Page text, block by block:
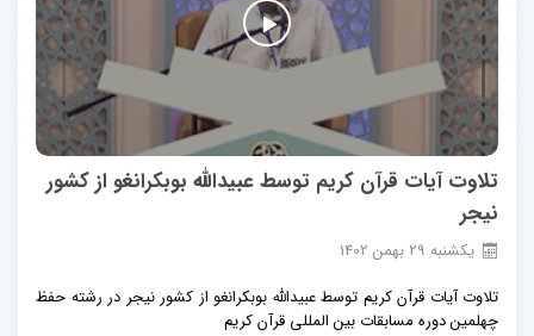
تلاوت آیات قرآن کریم توسط عبیدالله بوبکرانغو از کشور
نیجر
يكشنبه 29 بهمن 1402
تلاوت آیات قرآن کریم توسط عبیدالله بوبکرانغو از کشور نیجر در رشته حفظ
چهلمین دوره مسابقات بین المللی قرآن کریم